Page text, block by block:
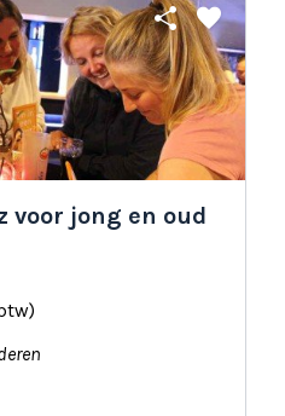
share favorite
voor jong en oud